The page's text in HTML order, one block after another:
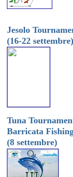
Jesolo
(16-22 settembre)
Tuna
Barricata
(8 settembre)